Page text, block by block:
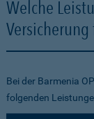
Welche
Bei der Barmenia
folgenden